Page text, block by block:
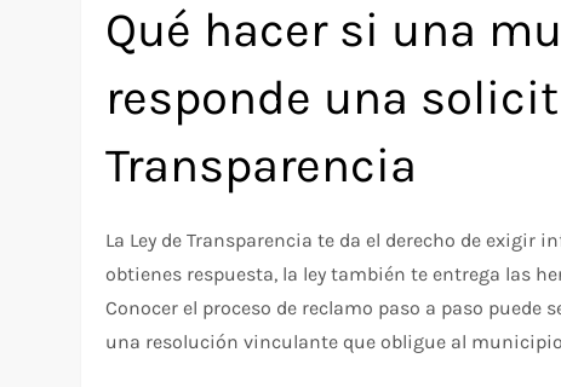
Qué hacer si una
responde una
Transparencia
La Ley de Transparencia te da el derecho de
obtienes respuesta, la ley también te entrega las
Conocer el proceso de reclamo paso a paso
una resolución vinculante que obligue al